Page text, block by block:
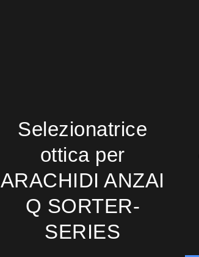
Selezionatrice
ottica per
ARACHIDI ANZAI
Q SORTER-
SERIES